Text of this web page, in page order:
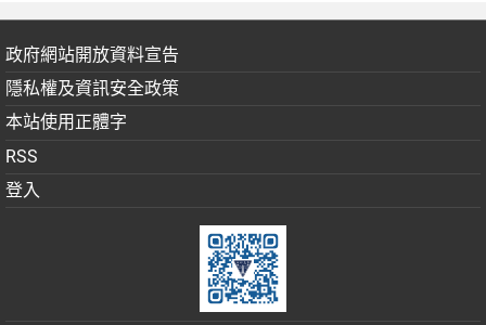
政府網站開放資料宣告
隱私權及資訊安全政策
本站使用正體字
RSS
登入